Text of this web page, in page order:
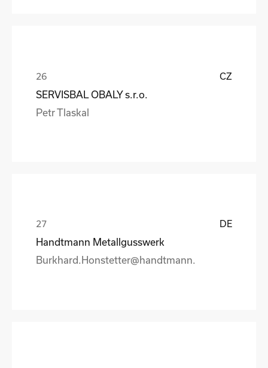
CZ
SERVISBAL OBALY s.r.o.
Petr Tlaskal
DE
Handtmann Metallgusswerk
Burkhard.Honstetter@handtmann.